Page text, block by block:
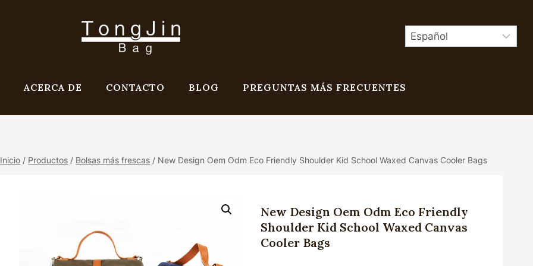
ACERCA DE CONTACTO BLOG PREGUNTAS MÁS FRECUENTES
Inicio / Productos / Bolsas más frescas / New Design Oem Odm Eco Friendly Shoulder Kid School Waxed Canvas Cooler Bags
New Design Oem Odm Eco Friendly
Shoulder Kid School Waxed Canvas
Cooler Bags